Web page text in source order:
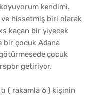
kendimi.
ve hissetmiş biri olarak
kaçan bir yiyecek
bir çocuk Adana
çocuk
getiriyor.
( rakamla 6 ) kişinin